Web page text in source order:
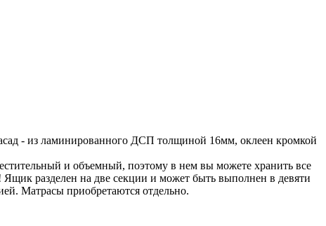
- из ламинированного ДСП толщиной 16мм, оклеен кромкой
и объемный, поэтому в нем вы можете хранить все
разделен на две секции и может быть выполнен в девяти
Матрасы приобретаются отдельно.